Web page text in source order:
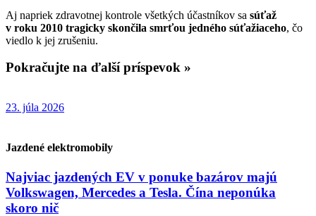
Aj napriek zdravotnej kontrole všetkých účastníkov sa súťaž
v roku 2010 tragicky skončila smrťou jedného súťažiaceho, čo
viedlo k jej zrušeniu.
Pokračujte na ďalší príspevok »
23. júla 2026
Jazdené elektromobily
Najviac jazdených EV v ponuke bazárov majú
Volkswagen, Mercedes a Tesla. Čína neponúka
skoro nič